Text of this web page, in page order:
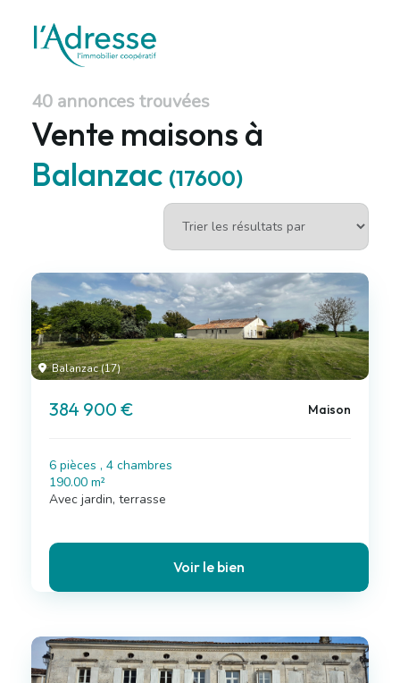
40 annonces trouvées
Vente maisons à
Balanzac (17600)
Balanzac (17)
384 900 € Maison
6 pièces , 4 chambres
190.00 m²
Avec jardin, terrasse
Voir le bien